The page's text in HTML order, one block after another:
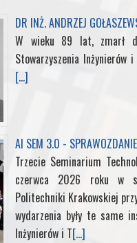
DR INŻ. ANDRZEJ
W wieku 89 lat, zmarł
Stowarzyszenia Inżynierów
[...]
AI SEM 3.0 - SPRAWOZDANIE
Trzecie Seminarium
czerwca 2026 roku w
Politechniki Krakowskiej
wydarzenia były te same
Inżynierów i T[...]